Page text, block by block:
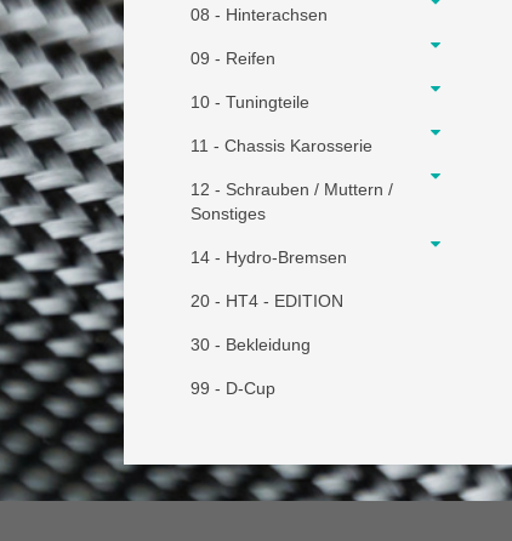
08 - Hinterachsen
09 - Reifen
10 - Tuningteile
11 - Chassis Karosserie
12 - Schrauben / Muttern /
Sonstiges
14 - Hydro-Bremsen
20 - HT4 - EDITION
30 - Bekleidung
99 - D-Cup